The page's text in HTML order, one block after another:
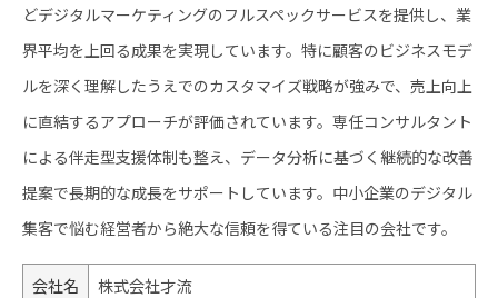
どデジタルマーケティングのフルスペックサービスを提供し、業
界平均を上回る成果を実現しています。特に顧客のビジネスモデ
ルを深く理解したうえでのカスタマイズ戦略が強みで、売上向上
に直結するアプローチが評価されています。専任コンサルタント
による伴走型支援体制も整え、データ分析に基づく継続的な改善
提案で長期的な成長をサポートしています。中小企業のデジタル
集客で悩む経営者から絶大な信頼を得ている注目の会社です。
会社名
株式会社才流